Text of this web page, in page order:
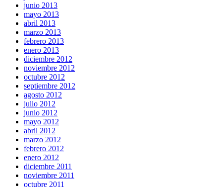
junio 2013
mayo 2013
abril 2013
marzo 2013
febrero 2013
enero 2013
diciembre 2012
noviembre 2012
octubre 2012
septiembre 2012
agosto 2012
julio 2012
junio 2012
mayo 2012
abril 2012
marzo 2012
febrero 2012
enero 2012
diciembre 2011
noviembre 2011
octubre 2011